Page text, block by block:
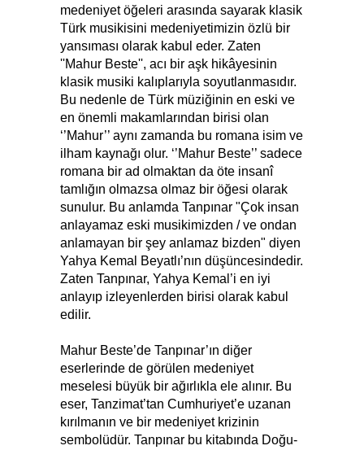
medeniyet öğeleri arasında sayarak klasik
Türk musikisini medeniyetimizin özlü bir
yansıması olarak kabul eder. Zaten
''Mahur Beste'', acı bir aşk hikâyesinin
klasik musiki kalıplarıyla soyutlanmasıdır.
Bu nedenle de Türk müziğinin en eski ve
en önemli makamlarından birisi olan
‘’Mahur’’ aynı zamanda bu romana isim ve
ilham kaynağı olur. ‘’Mahur Beste’’ sadece
romana bir ad olmaktan da öte insanî
tamlığın olmazsa olmaz bir öğesi olarak
sunulur. Bu anlamda Tanpınar "Çok insan
anlayamaz eski musikimizden / ve ondan
anlamayan bir şey anlamaz bizden" diyen
Yahya Kemal Beyatlı’nın düşüncesindedir.
Zaten Tanpınar, Yahya Kemal’i en iyi
anlayıp izleyenlerden birisi olarak kabul
edilir.
Mahur Beste’de Tanpınar’ın diğer
eserlerinde de görülen medeniyet
meselesi büyük bir ağırlıkla ele alınır. Bu
eser, Tanzimat’tan Cumhuriyet’e uzanan
kırılmanın ve bir medeniyet krizinin
sembolüdür. Tanpınar bu kitabında Doğu-